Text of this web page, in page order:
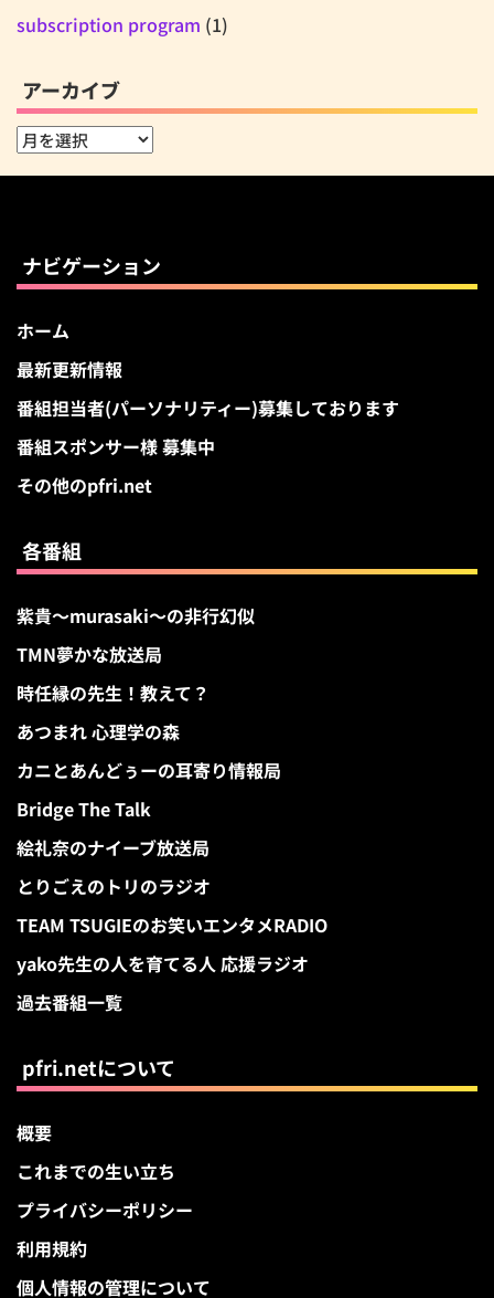
subscription program (1)
アーカイブ
ア
ナビゲーション
ホーム
最新更新情報
番組担当者(パーソナリティー)募集しております
番組スポンサー様 募集中
その他のpfri.net
各番組
紫貴～murasaki～の非行幻似
TMN夢かな放送局
時任縁の先生！教えて？
あつまれ 心理学の森
カニとあんどぅーの耳寄り情報局
Bridge The Talk
絵礼奈のナイーブ放送局
とりごえのトリのラジオ
TEAM TSUGIEのお笑いエンタメRADIO
yako先生の人を育てる人 応援ラジオ
過去番組一覧
pfri.netについて
概要
これまでの生い立ち
プライバシーポリシー
利用規約
個人情報の管理について